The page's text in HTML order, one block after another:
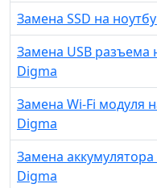
Замена SSD на
Замена USB разъема
Digma
Замена Wi-Fi модуля
Digma
Замена аккумулятора
Digma